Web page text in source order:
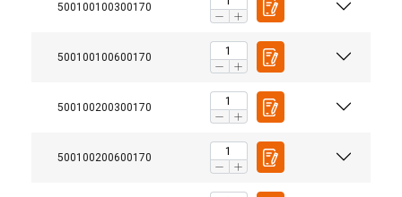
500100100300170
500100100600170
500100200300170
500100200600170
User Manuals
User Manual Powertex Chain Block PACB-S1 (PL).pdf